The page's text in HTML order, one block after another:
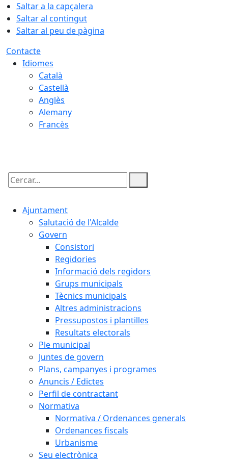
Saltar a la capçalera
Saltar al contingut
Saltar al peu de pàgina
Contacte
Idiomes
Català
Castellà
Anglès
Alemany
Francès
Cercar:
Ajuntament
Salutació de l'Alcalde
Govern
Consistori
Regidories
Informació dels regidors
Grups municipals
Tècnics municipals
Altres administracions
Pressupostos i plantilles
Resultats electorals
Ple municipal
Juntes de govern
Plans, campanyes i programes
Anuncis / Edictes
Perfil de contractant
Normativa
Normativa / Ordenances generals
Ordenances fiscals
Urbanisme
Seu electrònica